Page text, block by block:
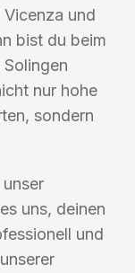
und
bist du beim
nur hohe
sondern
uns, deinen
und